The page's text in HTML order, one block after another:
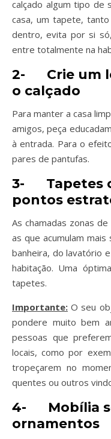
calçado algum tipo de
casa, um tapete,
dentro, evita por si
entre totalmente na
2- Crie um
o calçado
Para manter a casa
amigos, peça
à entrada. Para o
pares de pantufas.
3- Tapetes
pontos
As chamadas zonas
as que acumulam
banheira, do lavatório
habitação. Uma
tapetes.
Importante: O seu
pondere muito bem
pessoas que
locais, como por
tropeçarem no
quentes ou outros
4- Mobília
ornamentos